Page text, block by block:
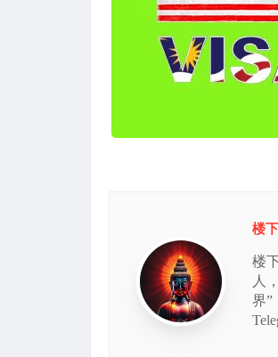
楼
楼
人
界”